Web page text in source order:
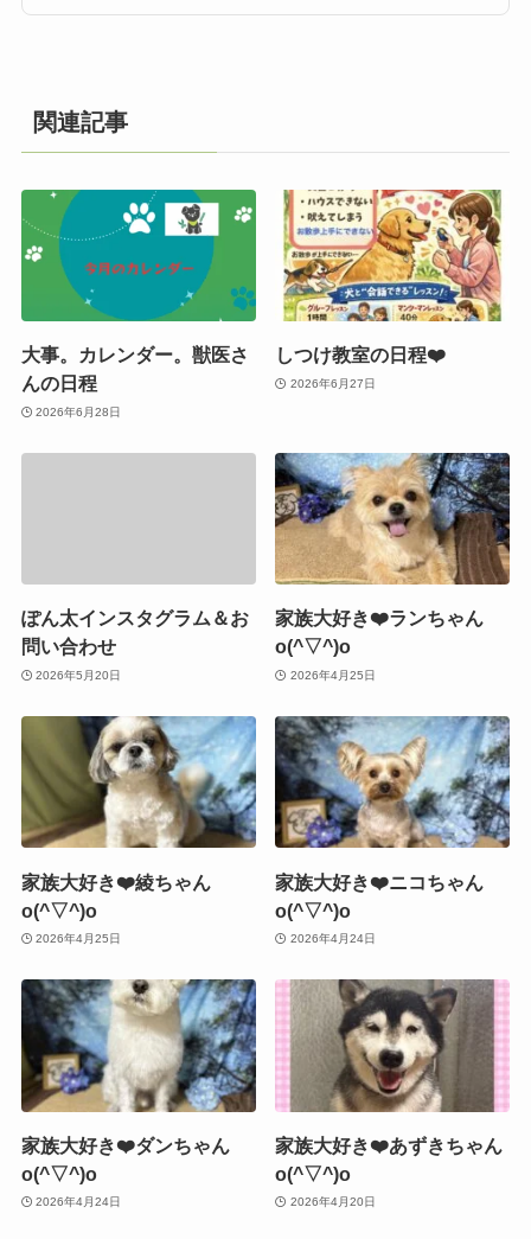
関連記事
大事。カレンダー。獣医さ
んの日程
2026年6月28日
しつけ教室の日程❤️
2026年6月27日
ぽん太インスタグラム＆お
問い合わせ
2026年5月20日
家族大好き❤️ランちゃん
o(^▽^)o
2026年4月25日
家族大好き❤️綾ちゃん
o(^▽^)o
2026年4月25日
家族大好き❤️ニコちゃん
o(^▽^)o
2026年4月24日
家族大好き❤️ダンちゃん
o(^▽^)o
2026年4月24日
家族大好き❤️あずきちゃん
o(^▽^)o
2026年4月20日